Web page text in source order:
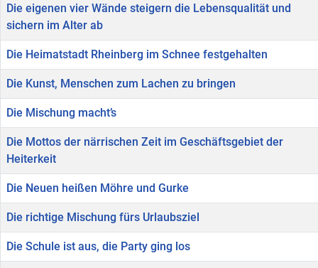
Titel
Die eigenen vier Wände steigern die Lebensqualität und
sichern im Alter ab
Die Heimatstadt Rheinberg im Schnee festgehalten
Die Kunst, Menschen zum Lachen zu bringen
Die Mischung macht’s
Die Mottos der närrischen Zeit im Geschäftsgebiet der
Heiterkeit
Die Neuen heißen Möhre und Gurke
Die richtige Mischung fürs Urlaubsziel
Die Schule ist aus, die Party ging los